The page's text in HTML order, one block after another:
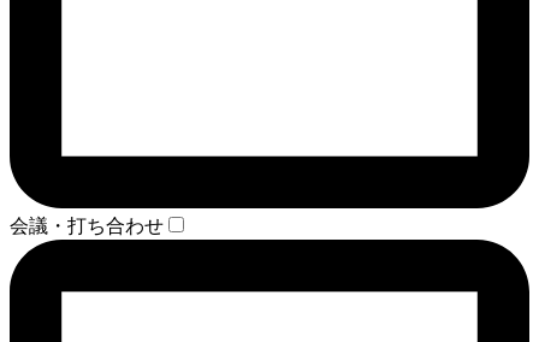
会議・打ち合わせ